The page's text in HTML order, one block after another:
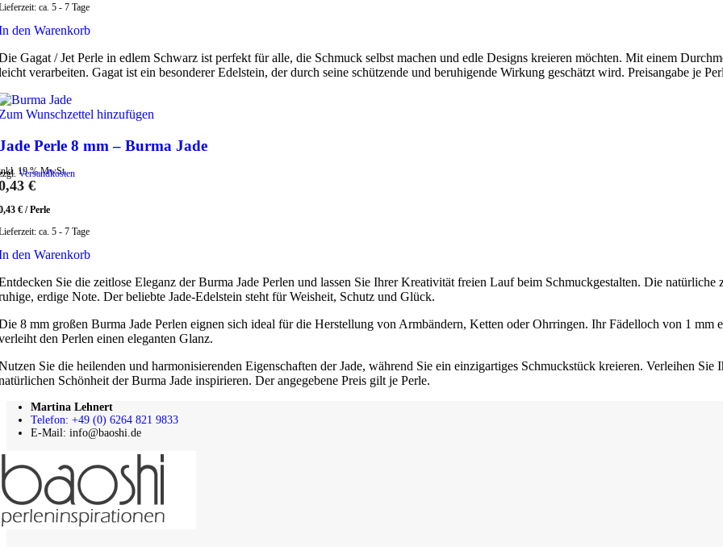
ca. 5 - 7 Tage
den Warenkorb
Gagat / Jet Perle in edlem Schwarz ist perfekt für alle, die Schmuck selbst machen und edle Designs kreieren möchten. Mit einem
verarbeiten. Gagat ist ein besonderer Edelstein, der durch seine schützende und beruhigende Wirkung geschätzt wird. Preisangabe je
Wunschzettel hinzufügen
Perle 8 mm – Burma Jade
19 % MwSt.
Versandkosten
€
€ /Perle
ca. 5 - 7 Tage
den Warenkorb
Sie die zeitlose Eleganz der Burma Jade Perlen und lassen Sie Ihrer Kreativität freien Lauf beim Schmuckgestalten. Die
erdige Note. Der beliebte Jade-Edelstein steht für Weisheit, Schutz und Glück.
8 mm großen Burma Jade Perlen eignen sich ideal für die Herstellung von Armbändern, Ketten oder Ohrringen. Ihr Fädelloch von 1
den Perlen einen eleganten Glanz.
Sie die heilenden und harmonisierenden Eigenschaften der Jade, während Sie ein einzigartiges Schmuckstück kreieren. Verleihen
Schönheit der Burma Jade inspirieren. Der angegebene Preis gilt je Perle.
Martina Lehnert
Telefon: +49 (0) 6264 821 9833
E-Mail: info@baoshi.de